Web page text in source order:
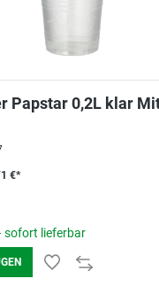
Papstar 0,2L klar
€*
sofort lieferbar